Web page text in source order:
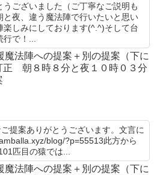
ございました（ご丁寧なご説明も
と夜、違う魔法陣で行いたいと思い
楽しみにしております(^.^)そして台
で！...
魔法陣への提案＋別の提案（下に
朝８時８分と夜１０時０３分
提案ありがとうございます。文言に
blog/?p=55513此方から
匹目の猿では...
魔法陣への提案＋別の提案（下に